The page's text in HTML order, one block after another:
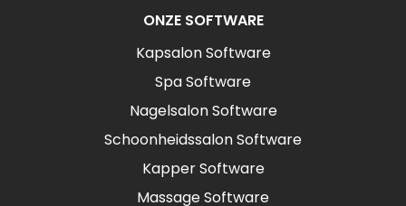
ONZE SOFTWARE
Kapsalon Software
Spa Software
Nagelsalon Software
Schoonheidssalon Software
Kapper Software
Massage Software